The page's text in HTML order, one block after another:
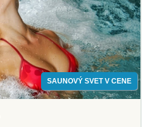
SAUNOVÝ SVET V CENE